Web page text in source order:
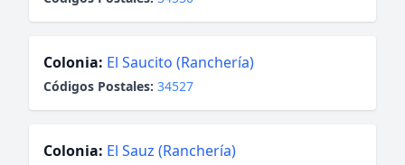
Colonia: El Saucito (Ranchería)
Códigos Postales: 34527
Colonia: El Sauz (Ranchería)